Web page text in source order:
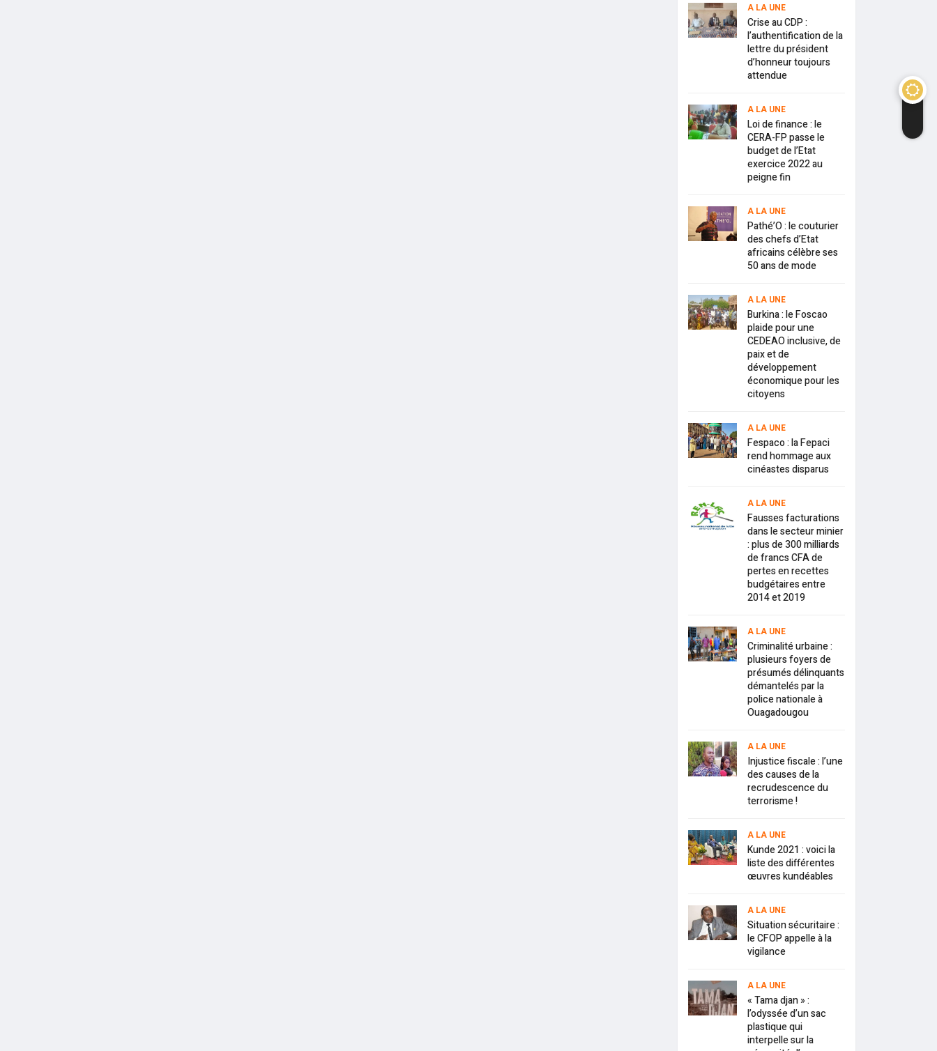
A LA UNE
Crise au CDP :
l’authentification de la
lettre du président
d’honneur toujours
attendue
A LA UNE
Loi de finance : le
CERA-FP passe le
budget de l’Etat
exercice 2022 au
peigne fin
A LA UNE
Pathé’O : le couturier
des chefs d’Etat
africains célèbre ses
50 ans de mode
A LA UNE
Burkina : le Foscao
plaide pour une
CEDEAO inclusive, de
paix et de
développement
économique pour les
citoyens
A LA UNE
Fespaco : la Fepaci
rend hommage aux
cinéastes disparus
A LA UNE
Fausses facturations
dans le secteur minier
: plus de 300 milliards
de francs CFA de
pertes en recettes
budgétaires entre
2014 et 2019
A LA UNE
Criminalité urbaine :
plusieurs foyers de
présumés délinquants
démantelés par la
police nationale à
Ouagadougou
A LA UNE
Injustice fiscale : l’une
des causes de la
recrudescence du
terrorisme !
A LA UNE
Kunde 2021 : voici la
liste des différentes
œuvres kundéables
A LA UNE
Situation sécuritaire :
le CFOP appelle à la
vigilance
A LA UNE
« Tama djan » :
l’odyssée d’un sac
plastique qui
interpelle sur la